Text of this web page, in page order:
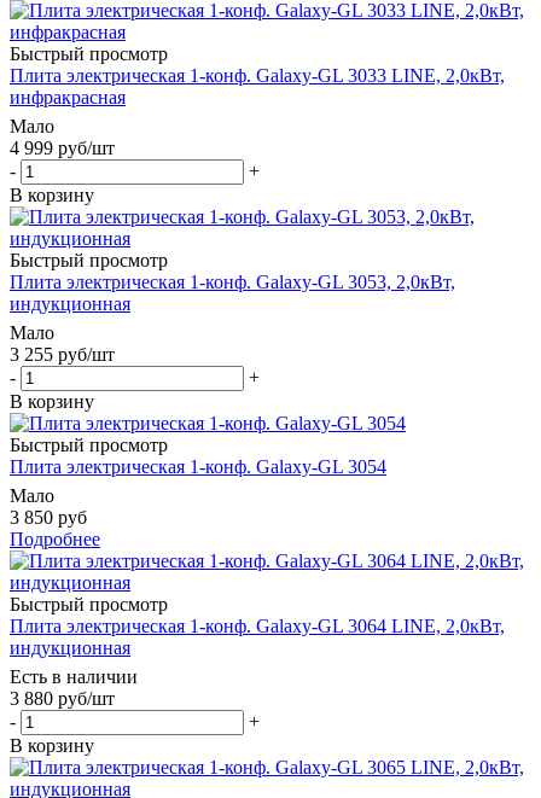
Быстрый просмотр
Плита электрическая 1-конф. Galaxy-GL 3033 LINE, 2,0кВт,
инфракрасная
Мало
4 999 руб/шт
-
+
В корзину
Быстрый просмотр
Плита электрическая 1-конф. Galaxy-GL 3053, 2,0кВт,
индукционная
Мало
3 255 руб/шт
-
+
В корзину
Быстрый просмотр
Плита электрическая 1-конф. Galaxy-GL 3054
Мало
3 850 руб
Подробнее
Быстрый просмотр
Плита электрическая 1-конф. Galaxy-GL 3064 LINE, 2,0кВт,
индукционная
Есть в наличии
3 880 руб/шт
-
+
В корзину